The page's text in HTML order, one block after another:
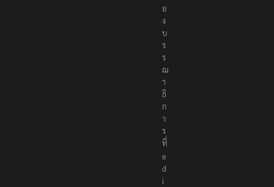
อ
ง
บ
ร
ร
ณ
า
ธิ
ก
า
ร
ที่
e
d
i